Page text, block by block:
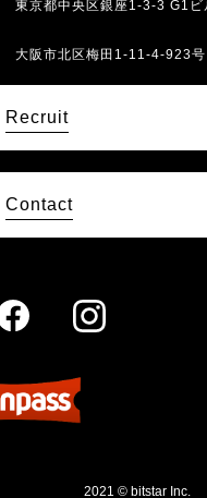
東京都中央区銀座1-3-3 G1ビ
阪市北区梅田1-11-4-923号
Recruit
Contact
2021 © bitstar Inc.